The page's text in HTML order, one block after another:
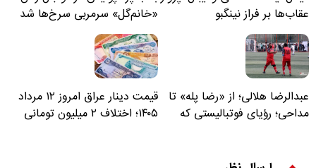
عقاب‌ها بر فراز نینگبو
«خانم‌گل» سرمربی سرخ‌ها شد
عبدالرضا هلالی؛ از «رضا پله» تا
مداحی؛ رؤیای فوتبالیستی که
قیمت دینار عراق امروز ۱۲ مرداد
۱۴۰۵؛ اختلاف ۲ میلیون تومانی